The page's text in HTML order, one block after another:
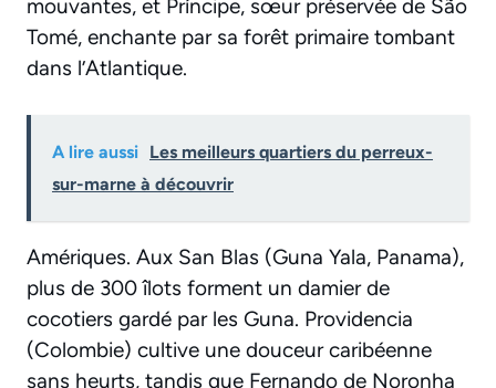
mouvantes, et Príncipe, sœur préservée de São
Tomé, enchante par sa forêt primaire tombant
dans l’Atlantique.
A lire aussi Les meilleurs quartiers du perreux-
sur-marne à découvrir
Amériques. Aux San Blas (Guna Yala, Panama),
plus de 300 îlots forment un damier de
cocotiers gardé par les Guna. Providencia
(Colombie) cultive une douceur caribéenne
sans heurts, tandis que Fernando de Noronha